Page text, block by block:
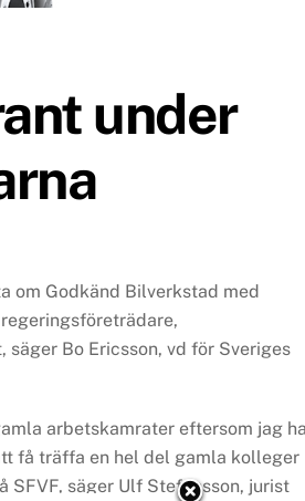
under
om Godkänd Bilverkstad med
Bo Ericsson, vd för Sveriges
arbetskamrater eftersom jag
få träffa en hel del gamla kolleger
SFVF, säger Ulf Stefansson, jurist